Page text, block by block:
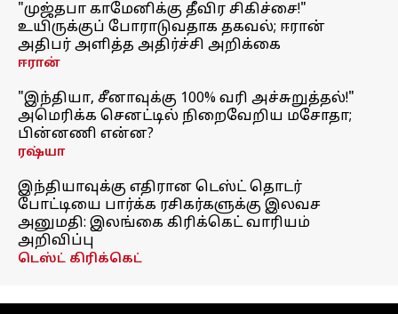
"முஜ்தபா காமேனிக்கு தீவிர சிகிச்சை!"
உயிருக்குப் போராடுவதாக தகவல்; ஈரான்
அதிபர் அளித்த அதிர்ச்சி அறிக்கை
ஈரான்
"இந்தியா, சீனாவுக்கு 100% வரி அச்சுறுத்தல்!"
அமெரிக்க செனட்டில் நிறைவேறிய மசோதா;
பின்னணி என்ன?
ரஷ்யா
இந்தியாவுக்கு எதிரான டெஸ்ட் தொடர்
போட்டியை பார்க்க ரசிகர்களுக்கு இலவச
அனுமதி: இலங்கை கிரிக்கெட் வாரியம்
அறிவிப்பு
டெஸ்ட் கிரிக்கெட்